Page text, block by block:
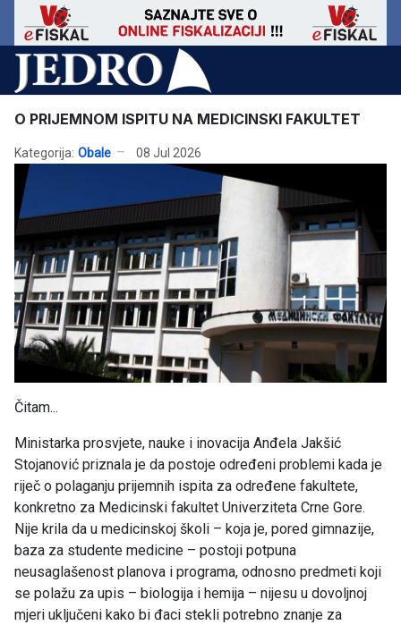
O PRIJEMNOM ISPITU NA MEDICINSKI FAKULTET
Kategorija: Obale 08 Jul 2026
Čitam...
Ministarka prosvjete, nauke i inovacija Anđela Jakšić
Stojanović priznala je da postoje određeni problemi kada je
riječ o polaganju prijemnih ispita za određene fakultete,
konkretno za Medicinski fakultet Univerziteta Crne Gore.
Nije krila da u medicinskoj školi – koja je, pored gimnazije,
baza za studente medicine – postoji potpuna
neusaglašenost planova i programa, odnosno predmeti koji
se polažu za upis – biologija i hemija – nijesu u dovoljnoj
mjeri uključeni kako bi đaci stekli potrebno znanje za